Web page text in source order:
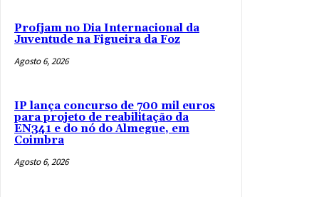
Profjam no Dia Internacional da
Juventude na Figueira da Foz
Agosto 6, 2026
IP lança concurso de 700 mil euros
para projeto de reabilitação da
EN341 e do nó do Almegue, em
Coimbra
Agosto 6, 2026